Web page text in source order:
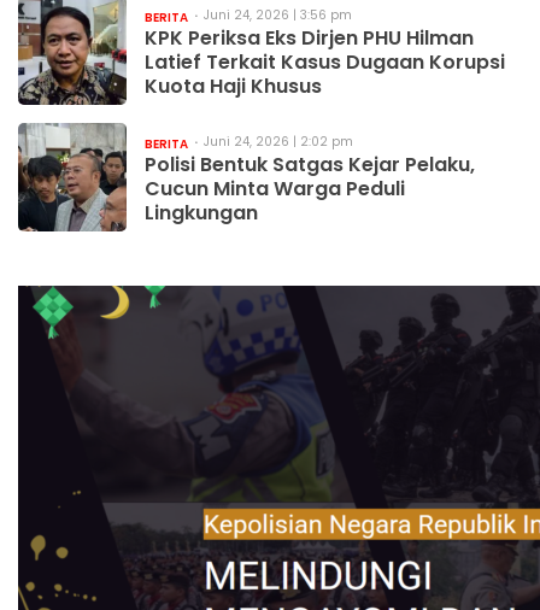
BERITA Juni 24, 2026 | 3:56 pm
KPK Periksa Eks Dirjen PHU Hilman
Latief Terkait Kasus Dugaan Korupsi
Kuota Haji Khusus
BERITA Juni 24, 2026 | 2:02 pm
Polisi Bentuk Satgas Kejar Pelaku,
Cucun Minta Warga Peduli
Lingkungan